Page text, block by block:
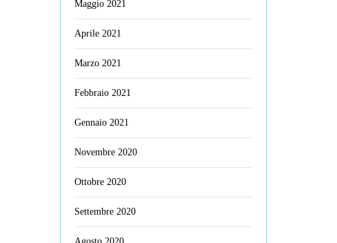
Maggio 2021
Aprile 2021
Marzo 2021
Febbraio 2021
Gennaio 2021
Novembre 2020
Ottobre 2020
Settembre 2020
Agosto 2020